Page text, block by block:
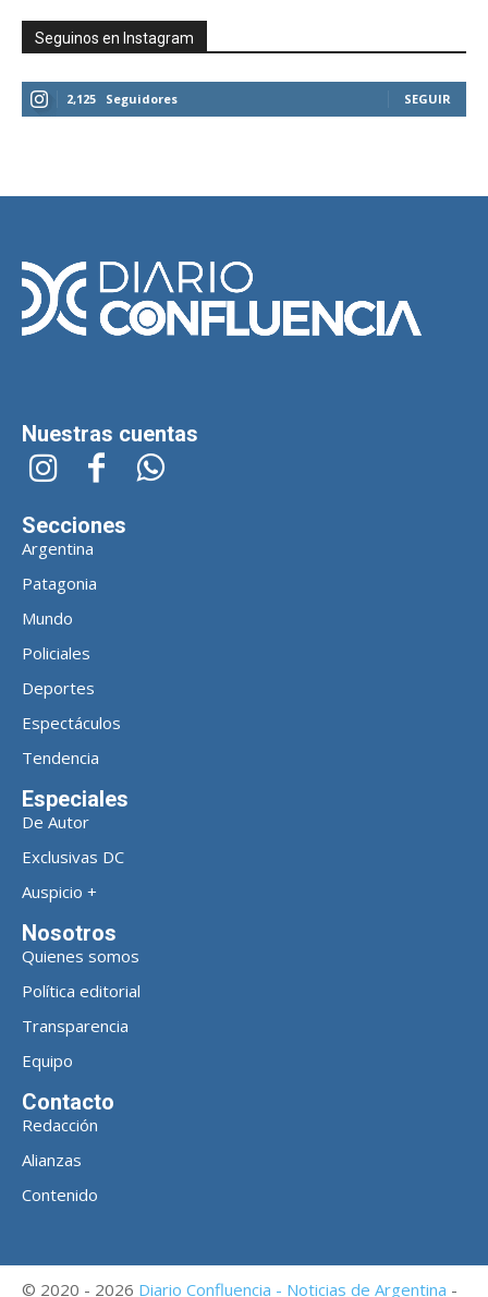
Seguinos en Instagram
2,125 Seguidores SEGUIR
Nuestras cuentas
Secciones
Argentina
Patagonia
Mundo
Policiales
Deportes
Espectáculos
Tendencia
Especiales
De Autor
Exclusivas DC
Auspicio +
Nosotros
Quienes somos
Política editorial
Transparencia
Equipo
Contacto
Redacción
Alianzas
Contenido
© 2020 - 2026 Diario Confluencia - Noticias de Argentina -